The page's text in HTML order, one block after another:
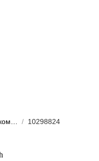
/ 10298824